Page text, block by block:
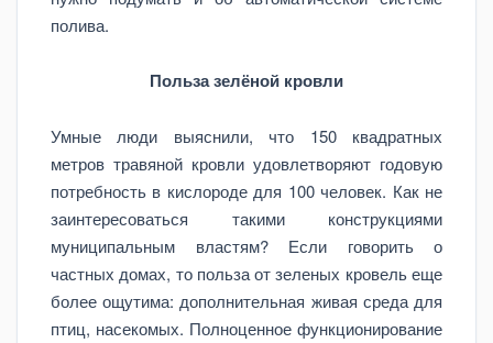
полива.
Польза зелёной кровли
Умные люди выяснили, что 150 квадратных
метров травяной кровли удовлетворяют годовую
потребность в кислороде для 100 человек. Как не
заинтересоваться такими конструкциями
муниципальным властям? Если говорить о
частных домах, то польза от зеленых кровель еще
более ощутима: дополнительная живая среда для
птиц, насекомых. Полноценное функционирование